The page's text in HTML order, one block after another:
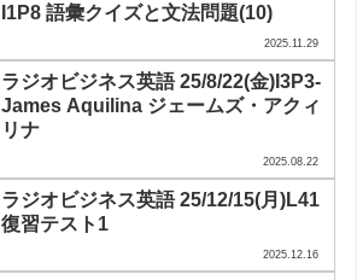
I1P8 語彙クイズと文法問題(10)
2025.11.29
ラジオビジネス英語 25/8/22(金)I3P3-
James Aquilina ジェームズ・アクィ
リナ
2025.08.22
ラジオビジネス英語 25/12/15(月)L41
復習テスト1
2025.12.16